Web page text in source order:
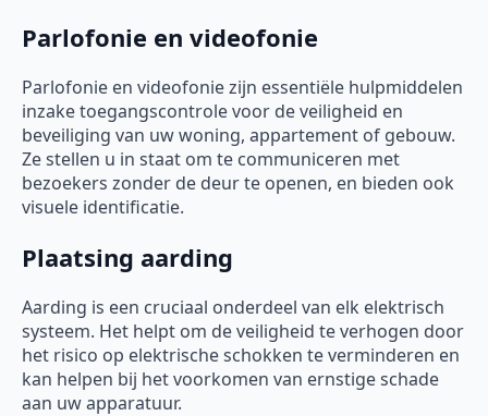
Parlofonie en videofonie
Parlofonie en videofonie zijn essentiële hulpmiddelen
inzake toegangscontrole voor de veiligheid en
beveiliging van uw woning, appartement of gebouw.
Ze stellen u in staat om te communiceren met
bezoekers zonder de deur te openen, en bieden ook
visuele identificatie.
Plaatsing aarding
Aarding is een cruciaal onderdeel van elk elektrisch
systeem. Het helpt om de veiligheid te verhogen door
het risico op elektrische schokken te verminderen en
kan helpen bij het voorkomen van ernstige schade
aan uw apparatuur.